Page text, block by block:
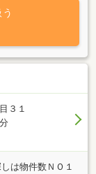
いワンちゃん猫
その他の物件も
中心に大阪府・
いネットワーク
す。もちろん法
て気になること
ちしておりま
３１
は物件数ＮＯ１